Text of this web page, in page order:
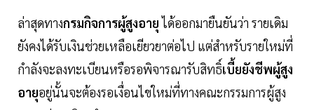
ล่าสุดทางกรมกิจการผู้สูงอายุได้ออกมายืนยันว่า รายเดิม
ยังคงได้รับเงินช่วยเหลือเยียวยาต่อไป แต่สำหรับรายใหม่ที่
กำลังจะลงทะเบียนหรือรอพิจารณารับสิทธิ์เบี้ยยังชีพผู้สูง
อายุอยู่นั้นจะต้องรอเงื่อนไขใหม่ที่ทางคณะกรรมการผู้สูง